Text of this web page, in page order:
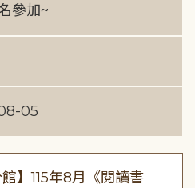
參加~
05
館】115年8月《閱讀書